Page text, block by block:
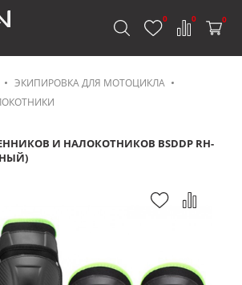
0 0 0
ЭКИПИРОВКА ДЛЯ МОТОЦИКЛА
И НАЛОКОТНИКОВ BSDDP RH-